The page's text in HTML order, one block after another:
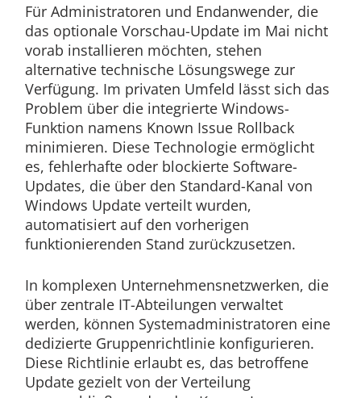
Für Administratoren und Endanwender, die
das optionale Vorschau-Update im Mai nicht
vorab installieren möchten, stehen
alternative technische Lösungswege zur
Verfügung. Im privaten Umfeld lässt sich das
Problem über die integrierte Windows-
Funktion namens Known Issue Rollback
minimieren. Diese Technologie ermöglicht
es, fehlerhafte oder blockierte Software-
Updates, die über den Standard-Kanal von
Windows Update verteilt wurden,
automatisiert auf den vorherigen
funktionierenden Stand zurückzusetzen.
In komplexen Unternehmensnetzwerken, die
über zentrale IT-Abteilungen verwaltet
werden, können Systemadministratoren eine
dedizierte Gruppenrichtlinie konfigurieren.
Diese Richtlinie erlaubt es, das betroffene
Update gezielt von der Verteilung